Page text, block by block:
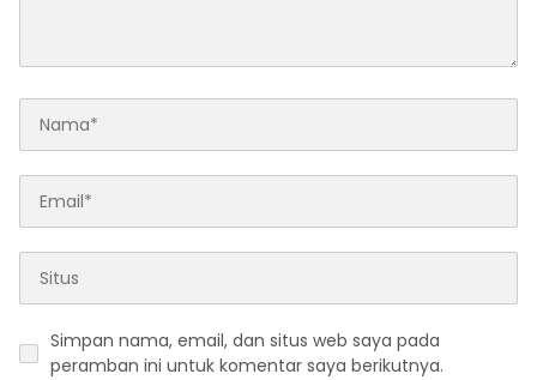
Simpan nama, email, dan situs web saya pada
peramban ini untuk komentar saya berikutnya.